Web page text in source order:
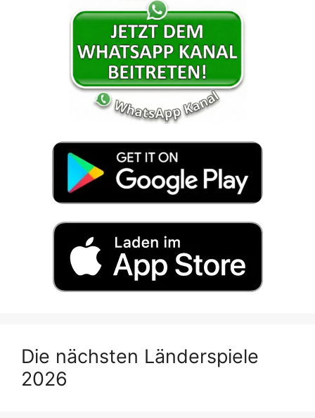
Die nächsten Länderspiele
2026